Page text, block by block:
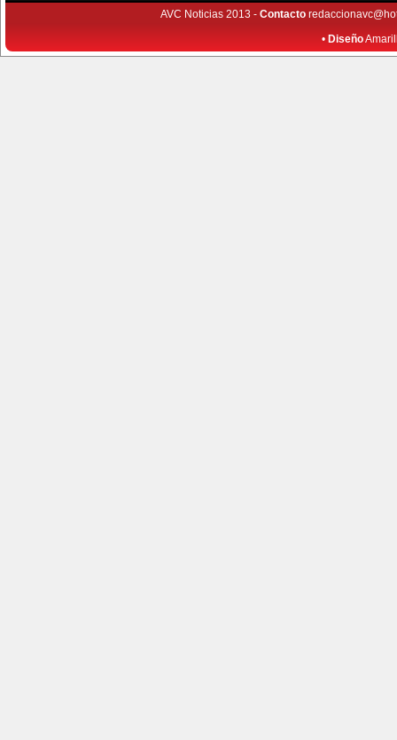
AVC Noticias 2013 - Contacto
• Diseño